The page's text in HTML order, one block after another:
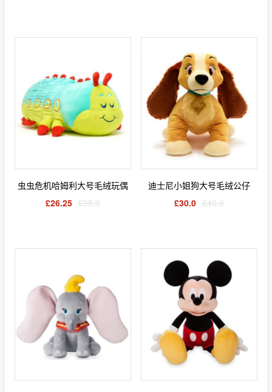
虫虫危机哈姆利大号毛绒玩偶
£26.25 £35.0
迪士尼小姐狗大号毛绒公仔
£30.0 £40.0